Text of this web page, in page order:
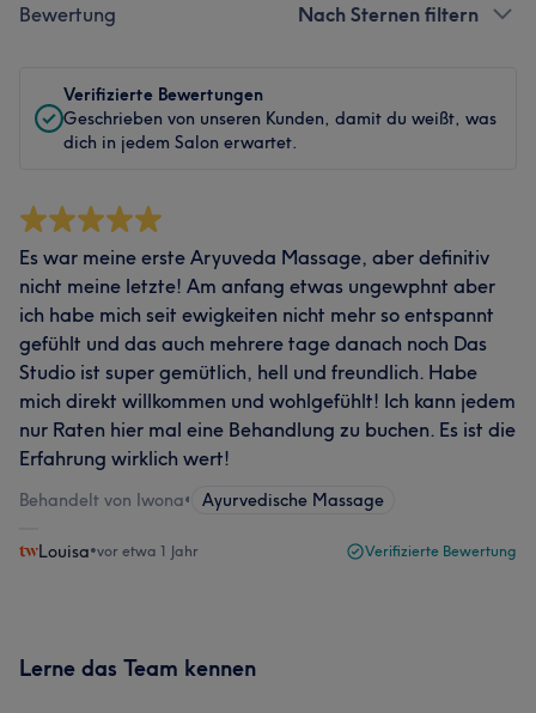
Bewertung Nach Sternen filtern
Verifizierte Bewertungen
Geschrieben von unseren Kunden, damit du weißt, was
dich in jedem Salon erwartet.
Es war meine erste Aryuveda Massage, aber definitiv
nicht meine letzte! Am anfang etwas ungewphnt aber
ich habe mich seit ewigkeiten nicht mehr so entspannt
gefühlt und das auch mehrere tage danach noch Das
Studio ist super gemütlich, hell und freundlich. Habe
mich direkt willkommen und wohlgefühlt! Ich kann jedem
nur Raten hier mal eine Behandlung zu buchen. Es ist die
Erfahrung wirklich wert!
Behandelt von Iwona• Ayurvedische Massage
Louisa•vor etwa 1 Jahr Verifizierte Bewertung
Lerne das Team kennen